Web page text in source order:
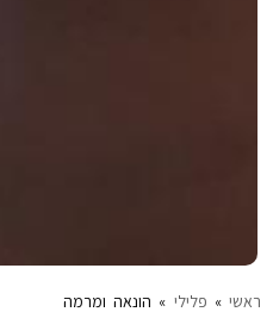
ראשי » פלילי » הונאה ומרמה